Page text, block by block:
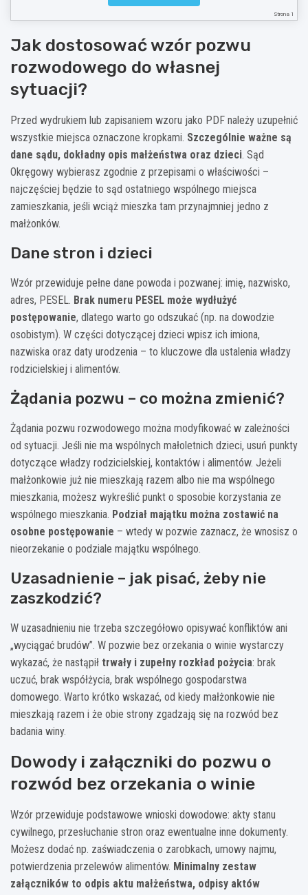
odpisy skrócone aktów urodzenia wspólnych małoletnich dzieci;
przesłuchanie stron na okoliczność rozkładu pożycia małżeńskiego oraz sytuacji rodzinnej i
majątkowej;
inny dowód: …………………………………………………………………………………………………………..
Załączniki
Odpis skrócony aktu
małżeństwa
2
aktu(ów) urodzenia dzieci
2
3
Potwierdzenie uiszczenia
opłaty od pozwu
1
Inne dokumenty
potwierdzające sytuację
rodzinną i majątkową stron
wg potrzeb
………………………………………………….
(podpis powoda)
Wzór pomocniczy – przed złożeniem pozwu dostosuj treść do swojej sytuacji i sprawdź aktualne
przepisy.
Strona 1
Jak dostosować wzór pozwu
rozwodowego do własnej
sytuacji?
Przed wydrukiem lub zapisaniem wzoru jako PDF należy uzupełnić
wszystkie miejsca oznaczone kropkami. Szczególnie ważne są
dane sądu, dokładny opis małżeństwa oraz dzieci. Sąd
Okręgowy wybierasz zgodnie z przepisami o właściwości –
najczęściej będzie to sąd ostatniego wspólnego miejsca
zamieszkania, jeśli wciąż mieszka tam przynajmniej jedno z
małżonków.
Dane stron i dzieci
Wzór przewiduje pełne dane powoda i pozwanej: imię, nazwisko,
adres, PESEL. Brak numeru PESEL może wydłużyć
postępowanie, dlatego warto go odszukać (np. na dowodzie
osobistym). W części dotyczącej dzieci wpisz ich imiona,
nazwiska oraz daty urodzenia – to kluczowe dla ustalenia władzy
rodzicielskiej i alimentów.
Żądania pozwu – co można zmienić?
Żądania pozwu rozwodowego można modyfikować w zależności
od sytuacji. Jeśli nie ma wspólnych małoletnich dzieci, usuń punkty
dotyczące władzy rodzicielskiej, kontaktów i alimentów. Jeżeli
małżonkowie już nie mieszkają razem albo nie ma wspólnego
mieszkania, możesz wykreślić punkt o sposobie korzystania ze
wspólnego mieszkania. Podział majątku można zostawić na
osobne postępowanie – wtedy w pozwie zaznacz, że wnosisz o
nieorzekanie o podziale majątku wspólnego.
Uzasadnienie – jak pisać, żeby nie
zaszkodzić?
W uzasadnieniu nie trzeba szczegółowo opisywać konfliktów ani
„wyciągać brudów”. W pozwie bez orzekania o winie wystarczy
wykazać, że nastąpił trwały i zupełny rozkład pożycia: brak
uczuć, brak współżycia, brak wspólnego gospodarstwa
domowego. Warto krótko wskazać, od kiedy małżonkowie nie
mieszkają razem i że obie strony zgadzają się na rozwód bez
badania winy.
Dowody i załączniki do pozwu o
rozwód bez orzekania o winie
Wzór przewiduje podstawowe wnioski dowodowe: akty stanu
cywilnego, przesłuchanie stron oraz ewentualne inne dokumenty.
Możesz dodać np. zaświadczenia o zarobkach, umowy najmu,
potwierdzenia przelewów alimentów. Minimalny zestaw
załączników to odpis aktu małżeństwa, odpisy aktów